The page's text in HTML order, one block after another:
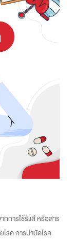
กการใช้รังสี หรือสาร
รค การบำบัดโรค